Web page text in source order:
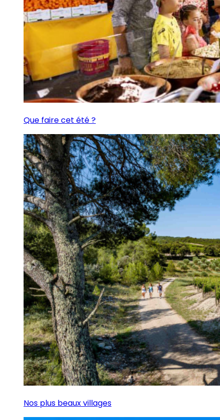
Que faire cet été ?
Nos plus beaux villages